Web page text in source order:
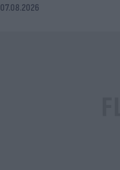
07.08.2026